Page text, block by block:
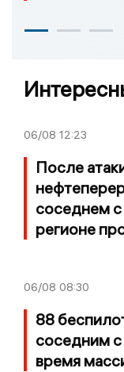
06/08 12:23
После
соседнем
регионе
06/08 08:30
88
соседним
время